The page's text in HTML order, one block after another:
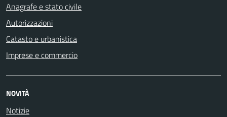
Anagrafe e stato civile
Autorizzazioni
Catasto e urbanistica
Imprese e commercio
NOVITÀ
Notizie